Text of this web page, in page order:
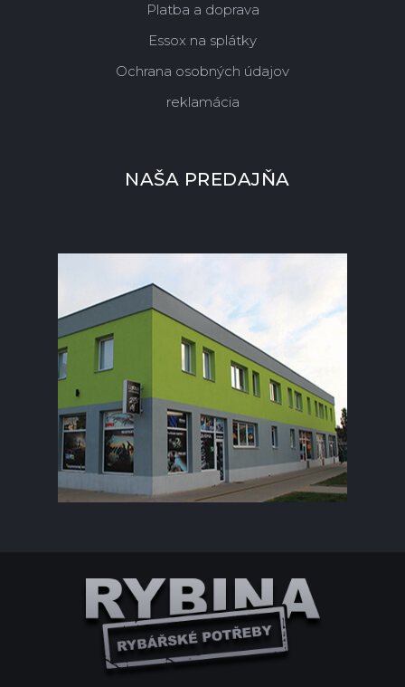
Platba a doprava
Essox na splátky
Ochrana osobných údajov
reklamácia
NAŠA PREDAJŇA